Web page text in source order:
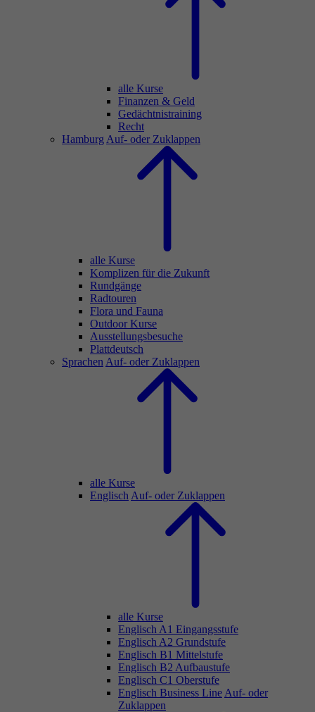
alle Kurse
Finanzen & Geld
Gedächtnistraining
Recht
Hamburg Auf- oder Zuklappen
alle Kurse
Komplizen für die Zukunft
Rundgänge
Radtouren
Flora und Fauna
Outdoor Kurse
Ausstellungsbesuche
Plattdeutsch
Sprachen Auf- oder Zuklappen
alle Kurse
Englisch Auf- oder Zuklappen
alle Kurse
Englisch A1 Eingangsstufe
Englisch A2 Grundstufe
Englisch B1 Mittelstufe
Englisch B2 Aufbaustufe
Englisch C1 Oberstufe
Englisch Business Line Auf- oder
Zuklappen